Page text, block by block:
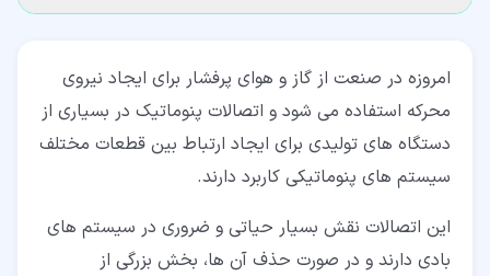
۲‏- خطرات احتمالی ناشی از عدم کارکرد درست اتصالات
پنوماتیک
۴‏-‏۱‏- اتصالات یک سر دنده دار و یک سر شیلنگ دار
امروزه در صنعت از گاز و هوای پرفشار برای ایجاد نیروی
محرکه استفاده می شود و اتصالات پنوماتیک در بسیاری از
دستگاه های تولیدی برای ایجاد ارتباط بین قطعات مختلف
سیستم های پنوماتیکی کاربرد دارند.
این اتصالات نقش بسیار حیاتی و ضروری در سیستم های
بادی دارند و در صورت حذف آن ها، بخش بزرگی از